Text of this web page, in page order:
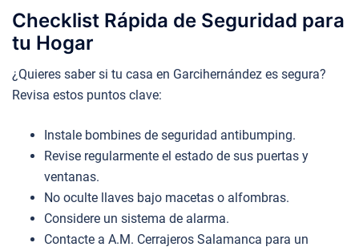
Checklist Rápida de Seguridad para
tu Hogar
¿Quieres saber si tu casa en Garcihernández es segura?
Revisa estos puntos clave:
Instale bombines de seguridad antibumping.
Revise regularmente el estado de sus puertas y
ventanas.
No oculte llaves bajo macetas o alfombras.
Considere un sistema de alarma.
Contacte a A.M. Cerrajeros Salamanca para un